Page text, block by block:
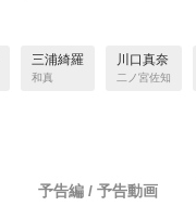
三浦綺羅
和真
川口真奈
⼆ノ宮佐知
予告編 / 予告動画